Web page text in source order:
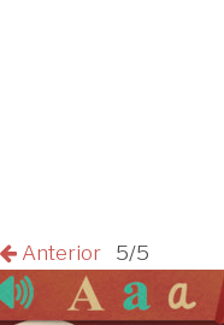
Anterior 5/5